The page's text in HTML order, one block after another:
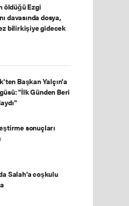
öldüğü Ezgi
davasında dosya,
bilirkişiye gidecek
Başkan Yalçın'a
"İlk Günden Beri
sonuçları
Salah’a coşkulu